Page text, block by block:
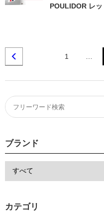
POULIDOR レッ
1
ブランド
カテゴリ